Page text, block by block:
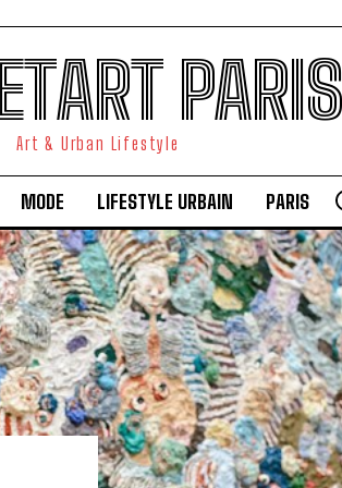
PARIS
Art & Urban Lifestyle
MODE LIFESTYLE URBAIN PARIS